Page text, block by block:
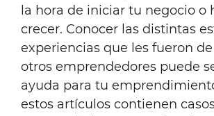
la hora de iniciar tu negocio o
crecer. Conocer las distintas
experiencias que les fueron
otros emprendedores puede
ayuda para tu
estos artículos contienen